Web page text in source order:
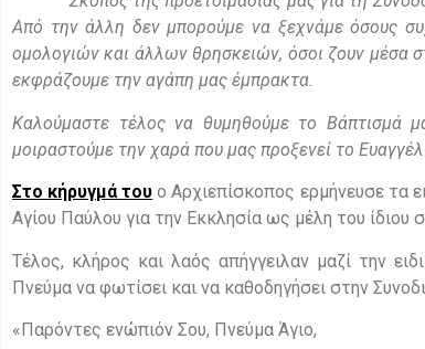
Από την άλλη δεν μπορούμε να ξεχνάμε όσους
ομολογιών και άλλων θρησκειών, όσοι ζουν μέσα
εκφράζουμε την αγάπη μας έμπρακτα.
Καλούμαστε τέλος να θυμηθούμε το Βάπτισμά
μοιραστούμε την χαρά που μας προξενεί το
Στο κήρυγμά του ο Αρχιεπίσκοπος ερμήνευσε τα
Αγίου Παύλου για την Εκκλησία ως μέλη του
Τέλος, κλήρος και λαός απήγγειλαν μαζί την
Πνεύμα να φωτίσει και να καθοδηγήσει στην
«Παρόντες ενώπιόν Σου, Πνεύμα Άγιο,